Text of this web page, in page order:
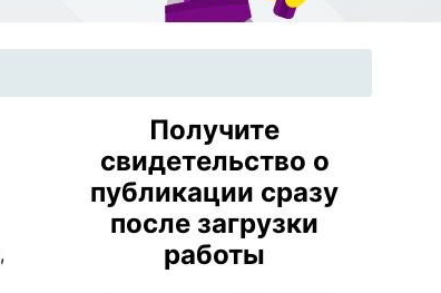
,
Получите
свидетельство о
публикации сразу
после загрузки
работы